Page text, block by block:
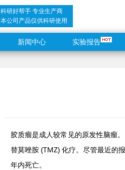
科研好帮手 专业生产商
本公司产品仅供科研使用
新闻中心 实验报告
胶质瘤是成人较常见的原发性脑瘤
替莫唑胺 (TMZ) 化疗。尽管最近的
年内死亡。